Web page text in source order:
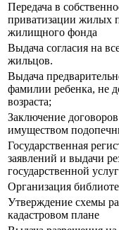
Передача в
приватизации жилых
жилищного фонда
Выдача согласия на
жильцов.
Выдача
фамилии ребенка, не
возраста;
Заключение
имуществом
Государственная
заявлений и выдачи
государственной
Организация
Утверждение схемы
кадастровом плане